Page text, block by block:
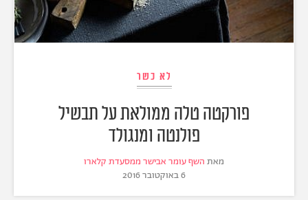
לא כשר
פורקטה טלה ממולאת על תבשיל
פולנטה ומנגולד
מאת השף עומר אבישר ממסעדת קלארו
6 באוקטובר 2016